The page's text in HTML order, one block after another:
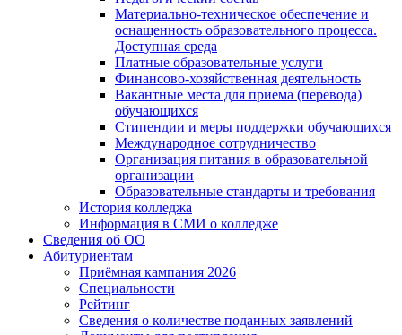
Материально-техническое обеспечение и
оснащенность образовательного процесса.
Доступная среда
Платные образовательные услуги
Финансово-хозяйственная деятельность
Вакантные места для приема (перевода)
обучающихся
Стипендии и меры поддержки обучающихся
Международное сотрудничество
Организация питания в образовательной
организации
Образовательные стандарты и требования
История колледжа
Информация в СМИ о колледже
Сведения об ОО
Абитуриентам
Приёмная кампания 2026
Специальности
Рейтинг
Сведения о количестве поданных заявлений